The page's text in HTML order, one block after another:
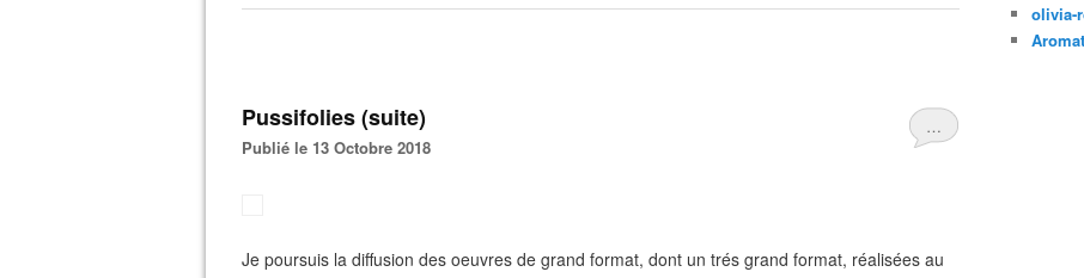
…
Pussifolies (suite)
Publié le 13 Octobre 2018
Je poursuis la diffusion des oeuvres de grand format, dont un trés grand format, réalisées au
olivia-